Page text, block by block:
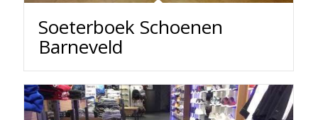
Soeterboek Schoenen
Barneveld